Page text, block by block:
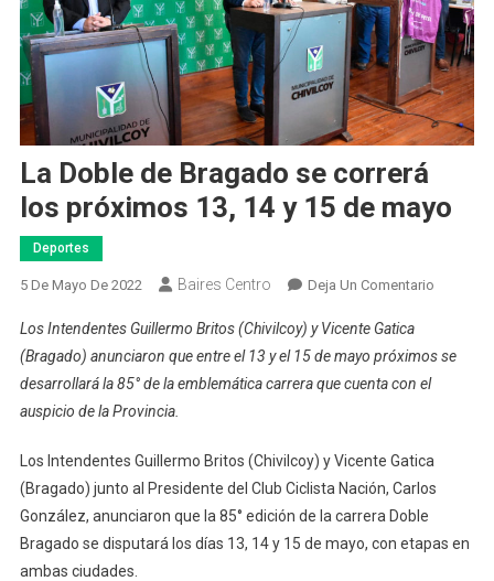
La Doble de Bragado se correrá
los próximos 13, 14 y 15 de mayo
Deportes
5 De Mayo De 2022 Baires Centro Deja Un ComentarioEn
De
Los
Próximos
14
Los Intendentes Guillermo Britos (Chivilcoy) y Vicente Gatica
(Bragado) anunciaron que entre el 13 y el 15 de mayo próximos se
desarrollará la 85° de la emblemática carrera que cuenta con el
auspicio de la Provincia.
Los Intendentes Guillermo Britos (Chivilcoy) y Vicente Gatica
(Bragado) junto al Presidente del Club Ciclista Nación, Carlos
González, anunciaron que la 85° edición de la carrera Doble
Bragado se disputará los días 13, 14 y 15 de mayo, con etapas en
ambas ciudades.